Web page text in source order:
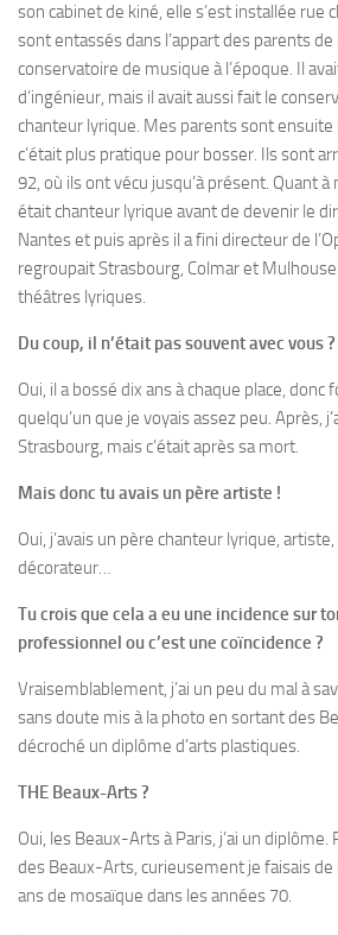
son cabinet de kiné, elle s’est installée rue
sont entassés dans l’appart des parents
conservatoire de musique à l’époque. Il
d’ingénieur, mais il avait aussi fait le
chanteur lyrique. Mes parents sont ensuite
c’était plus pratique pour bosser. Ils sont
92, où ils ont vécu jusqu’à présent. Quant à
était chanteur lyrique avant de devenir le
Nantes et puis après il a fini directeur de
regroupait Strasbourg, Colmar et
théâtres lyriques.
Du coup, il n’était pas souvent avec vous ?
Oui, il a bossé dix ans à chaque place, donc
quelqu’un que je voyais assez peu. Après,
Strasbourg, mais c’était après sa mort.
Mais donc tu avais un père artiste !
Oui, j’avais un père chanteur lyrique,
décorateur…
Tu crois que cela a eu une incidence sur
professionnel ou c’est une coïncidence ?
Vraisemblablement, j’ai un peu du mal à
sans doute mis à la photo en sortant des
décroché un diplôme d’arts plastiques.
THE Beaux-Arts ?
Oui, les Beaux-Arts à Paris, j’ai un diplôme.
des Beaux-Arts, curieusement je faisais de
ans de mosaïque dans les années 70.